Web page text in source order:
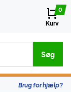
0
Kurv
Søg
Brug for hjælp?